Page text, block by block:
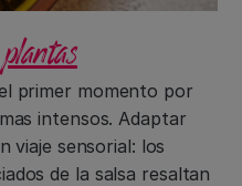
primer momento por
intensos. Adaptar
viaje sensorial: los
de la salsa resaltan